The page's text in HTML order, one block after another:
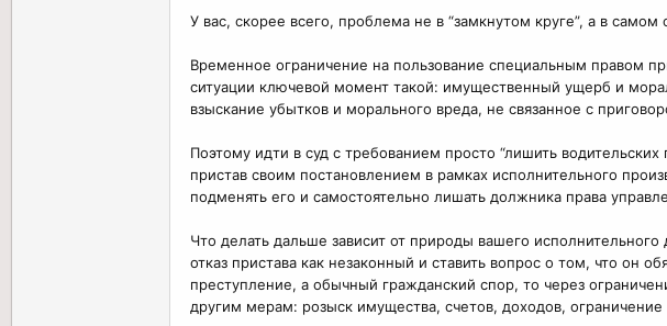
У вас, скорее всего, проблема не в “замкнутом круге”, а в самом
Временное ограничение на пользование специальным правом
ситуации ключевой момент такой: имущественный ущерб и
взыскание убытков и морального вреда, не связанное с
Поэтому идти в суд с требованием просто “лишить
пристав своим постановлением в рамках исполнительного
подменять его и самостоятельно лишать должника права
Что делать дальше зависит от природы вашего
отказ пристава как незаконный и ставить вопрос о том, что он
преступление, а обычный гражданский спор, то через
другим мерам: розыск имущества, счетов, доходов,